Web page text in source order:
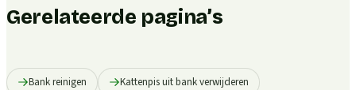
Gerelateerde pagina’s
Bank reinigen Kattenpis uit bank verwijderen